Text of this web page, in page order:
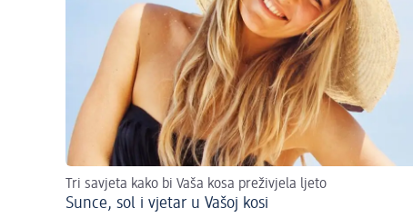
Tri savjeta kako bi Vaša kosa preživjela ljeto
Sunce, sol i vjetar u Vašoj kosi